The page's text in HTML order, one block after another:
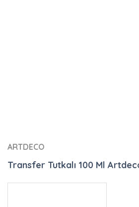
ARTDECO
Transfer Tutkalı 100 Ml